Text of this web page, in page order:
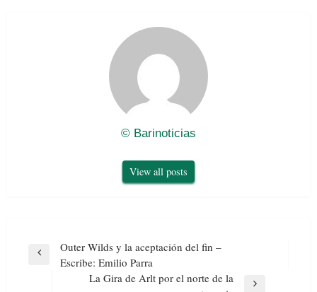
© Barinoticias
View all posts
Navegación
Previous
Outer Wilds y la aceptación del fin –
Escribe: Emilio Parra
La Gira de Arlt por el norte de la